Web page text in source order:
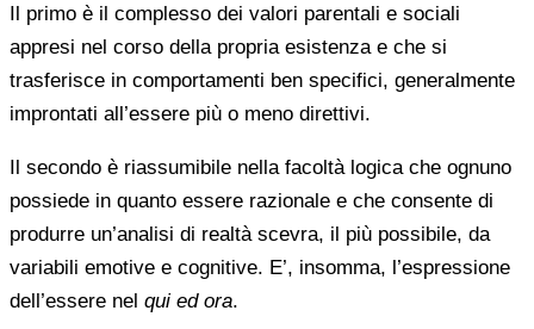
Il primo è il complesso dei valori parentali e sociali
appresi nel corso della propria esistenza e che si
trasferisce in comportamenti ben specifici, generalmente
improntati all’essere più o meno direttivi.
Il secondo è riassumibile nella facoltà logica che ognuno
possiede in quanto essere razionale e che consente di
produrre un’analisi di realtà scevra, il più possibile, da
variabili emotive e cognitive. E’, insomma, l’espressione
dell’essere nel qui ed ora.